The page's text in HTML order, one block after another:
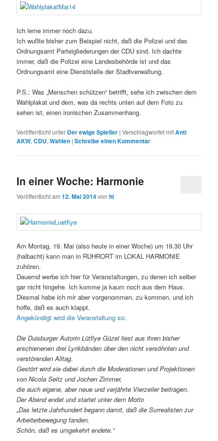
Ich lerne immer noch dazu.
Ich wußte bisher zum Beispiel nicht, daß die Polizei und das
Ordnungsamt Parteigliederungen der CDU sind. Ich dachte
immer, daß die Polizei eine Landesbehörde ist und das
Ordnungsamt eine Dienststelle der Stadtverwaltung.
P.S.: Was „Menschen schützen“ betrifft, sehe ich zwischen dem
Wahlplakat und dem, was da rechts unten auf dem Foto zu
sehen ist, einen ironischen Zusammenhang.
Veröffentlicht unter Der ewige Spießer |Verschlagwortet mitAnti
AKW,CDU,Wahlen |Schreibe einen Kommentar
In einer Woche: Harmonie
Veröffentlicht am12. Mai 2014vonhl
Am Montag, 19. Mai (also heute in einer Woche) um 19.30 Uhr
(halbacht) kann man in RUHRORT im LOKAL HARMONIE
zuhören.
Dauernd werbe ich hier für Veranstaltungen, zu denen ich selber
gar nicht hingehe. Ich komme ja kaum noch aus dem Haus.
Diesmal habe ich mir aber vorgenommen, zu kommen, und ich
hoffe, daß es auch klappt.
Angekündigt wird die Veranstaltung so:
Die Duisburger Autorin Lütfiye Güzel liest aus ihren bisher
erschienenen drei Lyrikbänden über den nicht versöhnten und
verstörenden Alltag.
Gestört wird sie dabei durch die Moderationen und Projektionen
von Nicola Seitz und Jochen Zimmer,
die auch eigene, aber neue und verjährte Vierzeiler beitragen.
Der Abend endet und startet unter dem Motto
„Das letzte Jahrhundert begann damit, daß die Surrealisten zur
Arbeiterbewegung fanden.
Schön, daß es umgekehrt endete.“